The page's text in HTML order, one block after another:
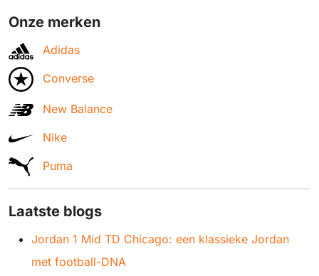
Onze merken
Adidas
Converse
New Balance
Nike
Puma
Laatste blogs
Jordan 1 Mid TD Chicago: een klassieke Jordan
met football-DNA